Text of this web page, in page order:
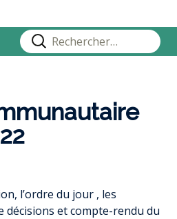
Rechercher :
l’ordre du jour , les
décisions et compte-rendu du